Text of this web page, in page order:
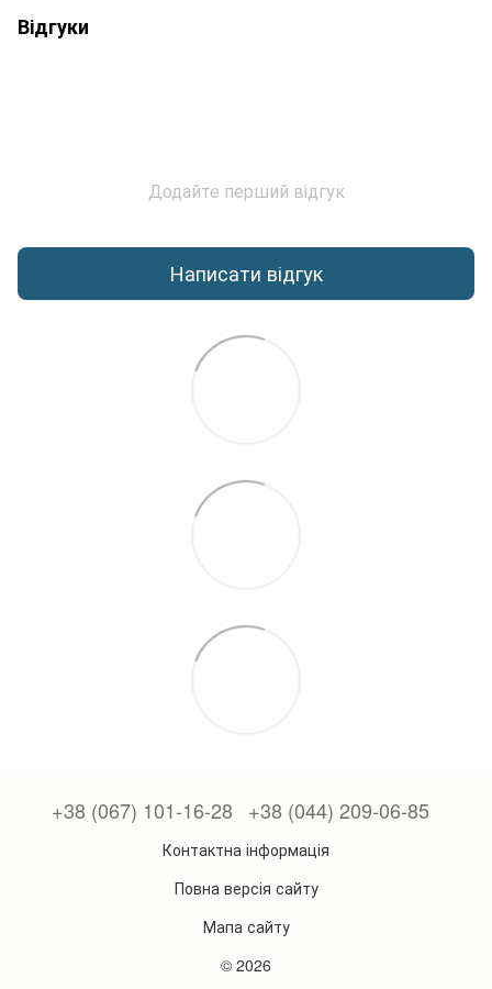
Відгуки
Додайте перший відгук
Написати відгук
+38 (067) 101-16-28 +38 (044) 209-06-85
Контактна інформація
Повна версія сайту
Мапа сайту
© 2026